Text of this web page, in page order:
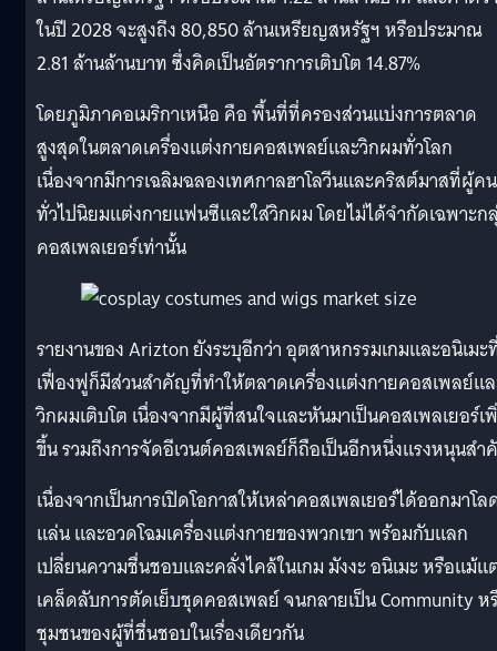
ในปี 2028 จะสูงถึง 80,850 ล้านเหรียญสหรัฐฯ หรือประมาณ
2.81 ล้านล้านบาท ซึ่งคิดเป็นอัตราการเติบโต 14.87%
โดยภูมิภาคอเมริกาเหนือ คือ พื้นที่ที่ครองส่วนแบ่งการตลาด
สูงสุดในตลาดเครื่องแต่งกายคอสเพลย์และวิกผมทั่วโลก
เนื่องจากมีการเฉลิมฉลองเทศกาลฮาโลวีนและคริสต์มาสที่ผู้คน
ทั่วไปนิยมแต่งกายแฟนซีและใส่วิกผม โดยไม่ได้จำกัดเฉพาะก
คอสเพลเยอร์เท่านั้น
รายงานของ Arizton ยังระบุอีกว่า อุตสาหกรรมเกมและอนิเมะ
เฟื่องฟูก็มีส่วนสำคัญที่ทำให้ตลาดเครื่องแต่งกายคอสเพลย์แ
วิกผมเติบโต เนื่องจากมีผู้ที่สนใจและหันมาเป็นคอสเพลเยอร์เ
ขึ้น รวมถึงการจัดอีเวนต์คอสเพลย์ก็ถือเป็นอีกหนึ่งแรงหนุนส
เนื่องจากเป็นการเปิดโอกาสให้เหล่าคอสเพลเยอร์ได้ออกมาโล
แล่น และอวดโฉมเครื่องแต่งกายของพวกเขา พร้อมกับแลก
เปลี่ยนความชื่นชอบและคลั่งไคล้ในเกม มังงะ อนิเมะ หรือแม้แ
เคล็ดลับการตัดเย็บชุดคอสเพลย์ จนกลายเป็น Community ห
ชุมชนของผู้ที่ชื่นชอบในเรื่องเดียวกัน